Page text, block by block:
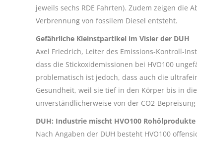
jeweils sechs RDE Fahrten). Zudem zeigen die
Verbrennung von fossilem Diesel entsteht.
Gefährliche Kleinstpartikel im Visier der DUH
Axel Friedrich, Leiter des Emissions-Kontroll-
dass die Stickoxidemissionen bei HVO100
problematisch ist jedoch, dass auch die
Gesundheit, weil sie tief in den Körper bis in
unverständlicherweise von der CO2-
DUH: Industrie mischt HVO100 Rohölprodukte
Nach Angaben der DUH besteht HVO100